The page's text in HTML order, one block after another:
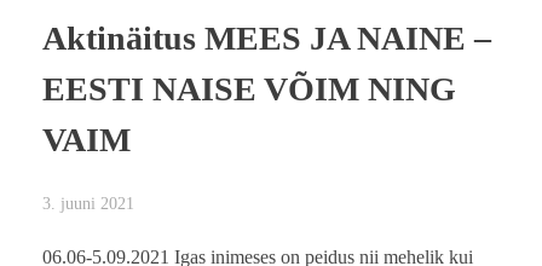
Aktinäitus MEES JA NAINE –
EESTI NAISE VÕIM NING
VAIM
3. juuni 2021
06.06-5.09.2021 Igas inimeses on peidus nii mehelik kui